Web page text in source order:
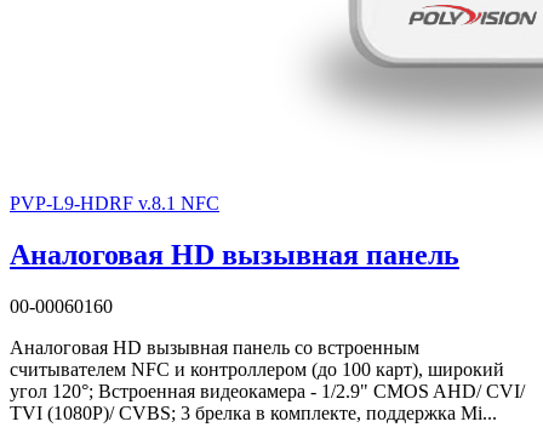
PVP-L9-HDRF v.8.1 NFC
Аналоговая HD вызывная панель
00-00060160
Аналоговая HD вызывная панель со встроенным
считывателем NFC и контроллером (до 100 карт), широкий
угол 120°; Встроенная видеокамера - 1/2.9" CMOS AHD/ CVI/
TVI (1080P)/ CVBS; 3 брелка в комплекте, поддержка Mi...